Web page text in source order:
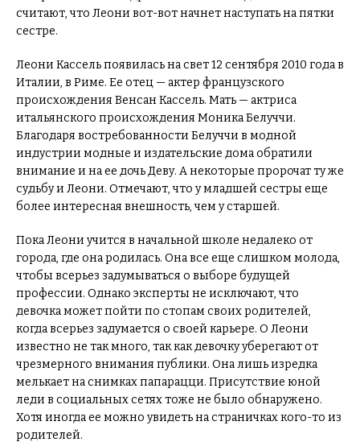
считают, что Леони вот-вот начнет наступать на пятки
сестре.
Леони Кассель появилась на свет 12 сентября 2010 года в
Италии, в Риме. Ее отец — актер французского
происхождения Венсан Кассель. Мать — актриса
итальянского происхождения Моника Белуччи.
Благодаря востребованности Белуччи в модной
индустрии модные и издательские дома обратили
внимание и на ее дочь Деву. А некоторые пророчат ту же
судьбу и Леони. Отмечают, что у младшей сестры еще
более интересная внешность, чем у старшей.
Пока Леони учится в начальной школе недалеко от
города, где она родилась. Она все еще слишком молода,
чтобы всерьез задумываться о выборе будущей
профессии. Однако эксперты не исключают, что
девочка может пойти по стопам своих родителей,
когда всерьез задумается о своей карьере. О Леони
известно не так много, так как девочку уберегают от
чрезмерного внимания публики. Она лишь изредка
мелькает на снимках папарацци. Присутствие юной
леди в социальных сетях тоже не было обнаружено.
Хотя иногда ее можно увидеть на страничках кого-то из
родителей.